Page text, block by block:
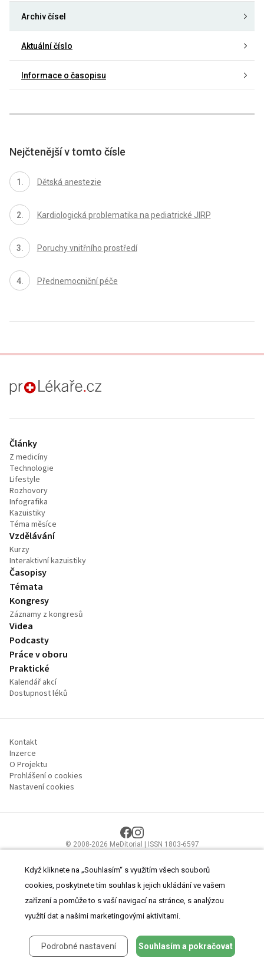
Archiv čísel
Aktuální číslo
Informace o časopisu
Nejčtenější v tomto čísle
Dětská anestezie
Kardiologická problematika na pediatrické JIRP
Poruchy vnitřního prostředí
Přednemocniční péče
proLékaře.cz
Články
Z medicíny
Technologie
Lifestyle
Rozhovory
Infografika
Kazuistiky
Téma měsíce
Vzdělávání
Kurzy
Interaktivní kazuistiky
Časopisy
Témata
Kongresy
Záznamy z kongresů
Videa
Podcasty
Práce v oboru
Praktické
Kalendář akcí
Dostupnost léků
Kontakt
Inzerce
O Projektu
Prohlášení o cookies
Nastavení cookies
© 2008-2026 MeDitorial | ISSN 1803-6597
zdravotnictví.Čtěte prohlášeníaZásady zpracování osobních údajů
Když kliknete na „Souhlasím“ s využitím všech souborů
cookies, poskytnete tím souhlas k jejich ukládání ve vašem
zařízení a pomůže to s vaší navigací na stránce, s analýzou
využití dat a našimi marketingovými aktivitami.
Podrobné nastavení Souhlasím a pokračovat